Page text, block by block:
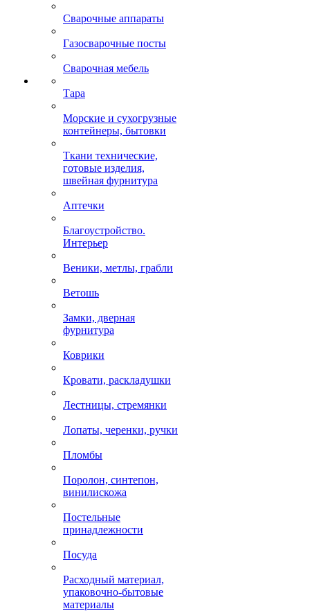
Сварочные аппараты
Газосварочные посты
Сварочная мебель
Тара
Морские и сухогрузные
контейнеры, бытовки
Ткани технические,
готовые изделия,
швейная фурнитура
Аптечки
Благоустройство.
Интерьер
Веники, метлы, грабли
Ветошь
Замки, дверная
фурнитура
Коврики
Кровати, раскладушки
Лестницы, стремянки
Лопаты, черенки, ручки
Пломбы
Поролон, синтепон,
винилискожа
Постельные
принадлежности
Посуда
Расходный материал,
упаковочно-бытовые
материалы